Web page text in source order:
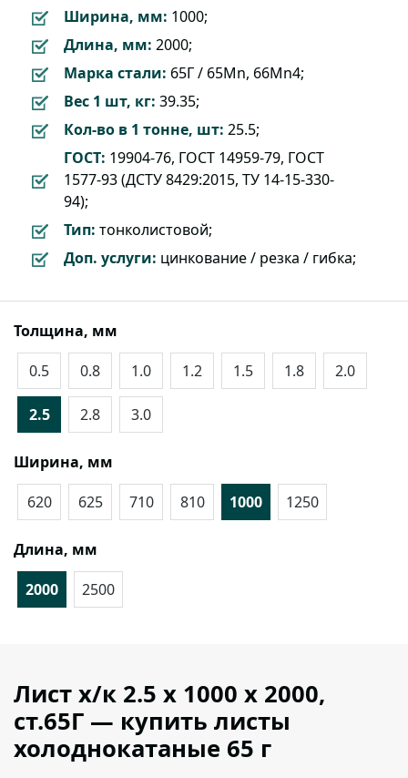
Ширина, мм: 1000;
Длина, мм: 2000;
Марка стали: 65Г / 65Mn, 66Mn4;
Вес 1 шт, кг: 39.35;
Кол-во в 1 тонне, шт: 25.5;
ГОСТ: 19904-76, ГОСТ 14959-79, ГОСТ
1577-93 (ДСТУ 8429:2015, ТУ 14-15-330-
94);
Тип: тонколистовой;
Доп. услуги: цинкование / резка / гибка;
Толщина, мм
0.5
0.8 1.0 1.2 1.5 1.8 2.0
2.5 2.8 3.0
Ширина, мм
620
625 710 810 1000 1250
Длина, мм
2000
2500
Лист х/к 2.5 х 1000 х 2000,
ст.65Г — купить листы
холоднокатаные 65 г